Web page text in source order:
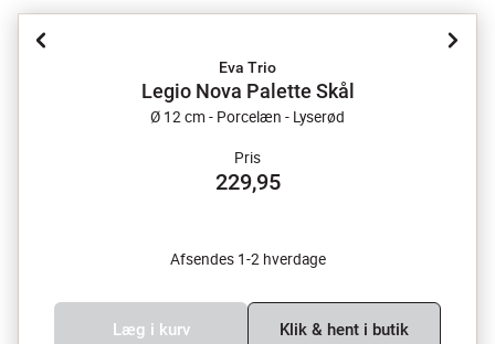
Eva Trio
Legio Nova Palette Skål
Ø 12 cm - Porcelæn - Lyserød
Pris
229,95
Afsendes 1-2 hverdage
Læg i kurv Klik & hent i butik